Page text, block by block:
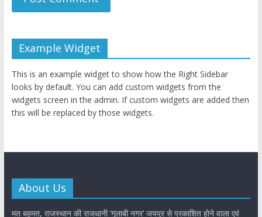
Example Widget
This is an example widget to show how the Right Sidebar
looks by default. You can add custom widgets from the
widgets screen in the admin. If custom widgets are added then
this will be replaced by those widgets.
About Us
मत बहुमत, राजस्थान की राजधानी ‘गुलाबी नगर’ जयपुर से प्रकाशित होने वाला एवं